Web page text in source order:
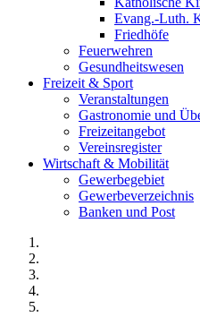
Evang.-Luth.
Friedhöfe
Feuerwehren
Gesundheitswesen
Freizeit & Sport
Veranstaltungen
Gastronomie und
Freizeitangebot
Vereinsregister
Wirtschaft & Mobilität
Gewerbegebiet
Gewerbeverzeichnis
Banken und Post